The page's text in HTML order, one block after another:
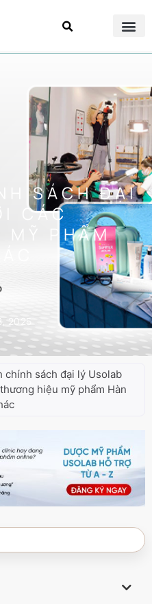
SÁCH ĐẠI
CÁC
MỸ PHẨM
2025
chính sách đại lý Usolab
hiệu mỹ phẩm Hàn